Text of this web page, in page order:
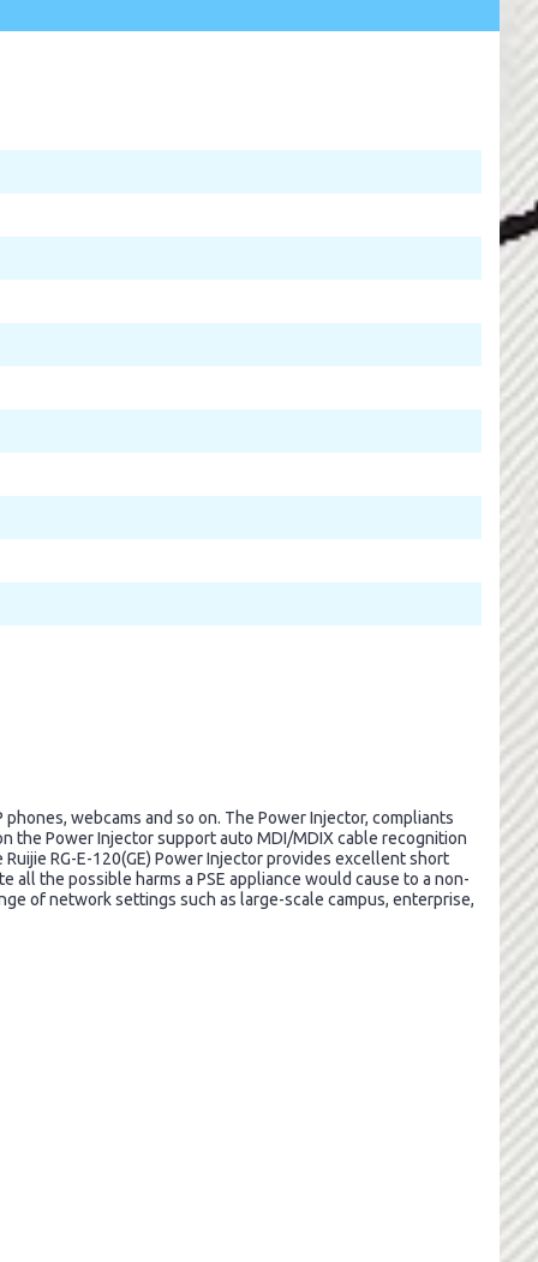
webcams and so on. The Power Injector, compliants
the Power Injector support auto MDI/MDIX cable recognition
RG-E-120(GE) Power Injector provides excellent short
the possible harms a PSE appliance would cause to a non-
of network settings such as large-scale campus, enterprise,